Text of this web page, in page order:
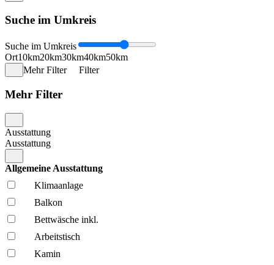
Suche im Umkreis
Suche im Umkreis
Ort10km20km30km40km50km
Mehr Filter
Filter
Mehr Filter
Ausstattung
Ausstattung
Allgemeine Ausstattung
Klima­anlage
Balkon
Bettwäsche inkl.
Arbeitstisch
Kamin